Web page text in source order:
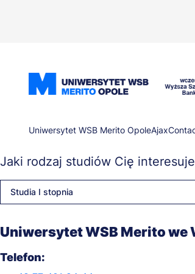
Ścieżka
nawigacyjna
Uniwersytet WSB Merito OpoleAjax
Jaki rodzaj studiów Cię
Studia I stopnia
Uniwersytet WSB Merito we
Telefon: